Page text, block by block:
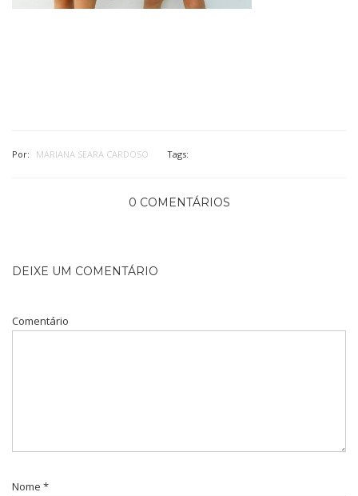
Por: MARIANA SEARA CARDOSO Tags:
0 COMENTÁRIOS
DEIXE UM COMENTÁRIO
Comentário
Nome *